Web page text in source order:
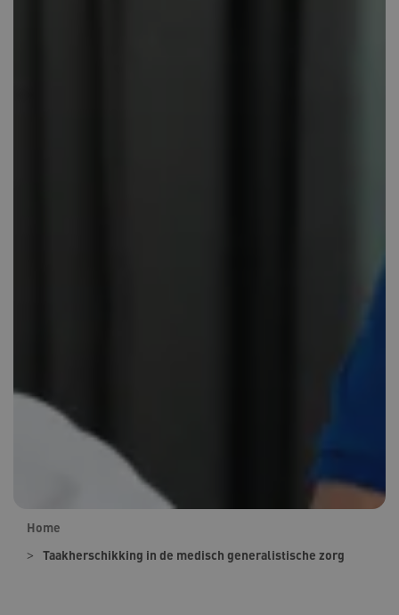
Home
Taakherschikking in de medisch generalistische zorg